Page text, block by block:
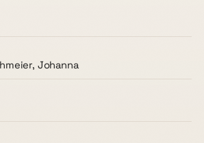
Johanna